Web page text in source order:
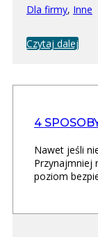
Dla firmy, Inne
Czytaj dalej
4
Nawet jeśli
Przynajmniej
poziom